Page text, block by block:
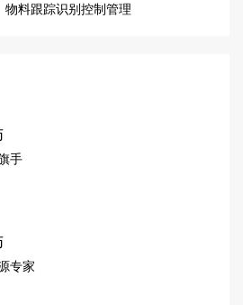
料跟踪识别控制管理
手
专家